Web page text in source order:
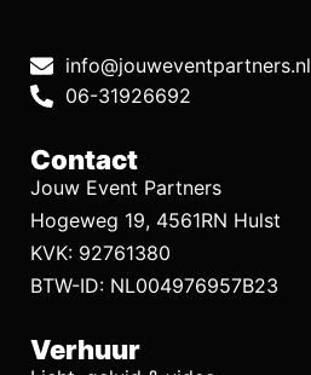
info@jouweventpartners.nl
06-31926692
Contact
Jouw Event Partners
Hogeweg 19, 4561RN Hulst
KVK: 92761380
BTW-ID: NL004976957B23
Verhuur